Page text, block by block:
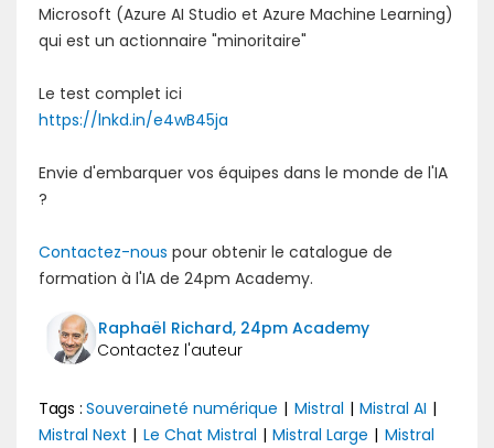
Microsoft (Azure AI Studio et Azure Machine Learning)
qui est un actionnaire "minoritaire"
Le test complet ici
https://lnkd.in/e4wB45ja
Envie d'embarquer vos équipes dans le monde de l'IA
?
Contactez-nous pour obtenir le catalogue de
formation à l'IA de 24pm Academy.
Raphaël Richard, 24pm Academy
Tags : Souveraineté numérique | Mistral | Mistral AI |
Mistral Next | Le Chat Mistral | Mistral Large | Mistral